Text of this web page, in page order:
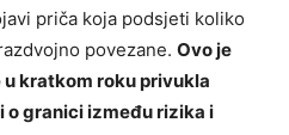
priča koja podsjeti koliko
povezane. Ovo je
u kratkom roku privukla
o granici između rizika i